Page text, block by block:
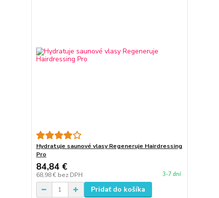
Hydratuje saunové vlasy Regeneruje Hairdressing
Pro
84,84 €
68,98 € bez DPH 3-7 dní
Pridať do košíka